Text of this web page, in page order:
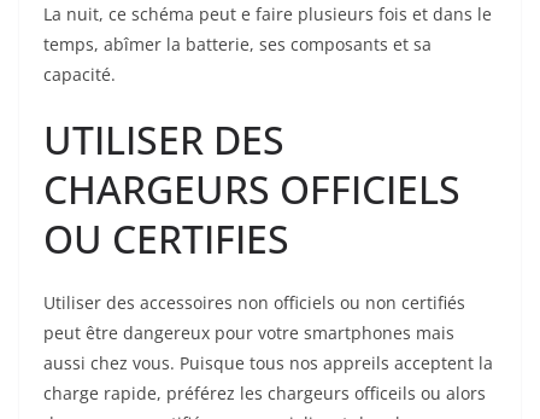
La nuit, ce schéma peut e faire plusieurs fois et dans le
temps, abîmer la batterie, ses composants et sa
capacité.
UTILISER DES
CHARGEURS OFFICIELS
OU CERTIFIES
Utiliser des accessoires non officiels ou non certifiés
peut être dangereux pour votre smartphones mais
aussi chez vous. Puisque tous nos appreils acceptent la
charge rapide, préférez les chargeurs officeils ou alors